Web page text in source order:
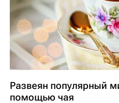
Развеян популярный
помощью чая